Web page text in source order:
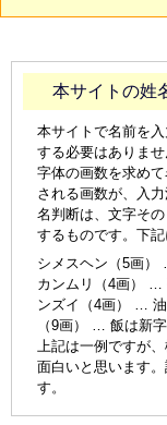
本サイトの姓
本サイトで名前を
する必要はありま
字体の画数を求め
される画数が、入
名判断は、文字そ
するものです。下
シメスヘン（5画）
カンムリ（4画） …
ンズイ（4画） …
（9画） … 飯は新
上記は一例ですが
面白いと思います
す。